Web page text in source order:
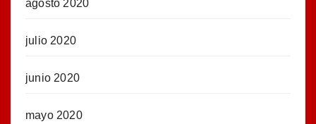
agosto 2020
julio 2020
junio 2020
mayo 2020